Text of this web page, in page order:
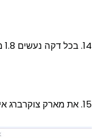
14. בכל דקה נעשים 1.8 מיליון לייקים ברחבי הפייסבוק.
15. את מארק צוקרברג אי אפשר לחסום בפייסבוק.